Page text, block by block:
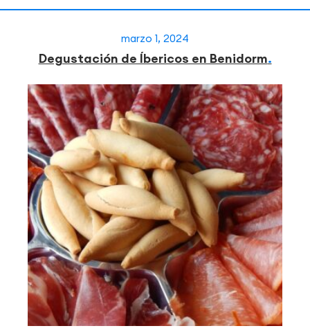
marzo 1, 2024
Degustación de Íbericos en Benidorm